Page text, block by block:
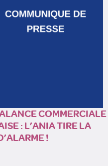
COMMERCIALE
: L’ANIA TIRE LA
!